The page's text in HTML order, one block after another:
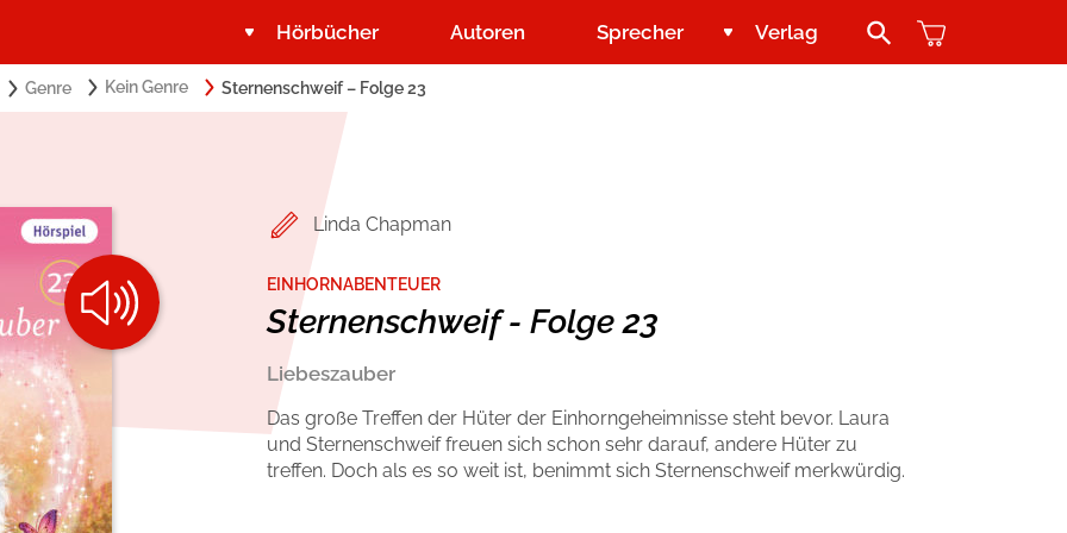
Hörbücher
Belletristik
Romance by heartroom
Krimi und Thriller
Ratgeber und Sachbuch Reihen
Autoren Sprecher Verlag
Über USM Audio
Presse
Autorinnen und Autoren
Suchbegriff eingeben:
Search Button
Genre
Kein Genre Sternenschweif – Folge 23
Linda Chapman
EINHORNABENTEUER
Sternenschweif - Folge 23
Liebeszauber
Das große Treffen der Hüter der Einhorngeheimnisse steht bevor. Laura
und Sternenschweif freuen sich schon sehr darauf, andere Hüter zu
treffen. Doch als es so weit ist, benimmt sich Sternenschweif merkwürdig.